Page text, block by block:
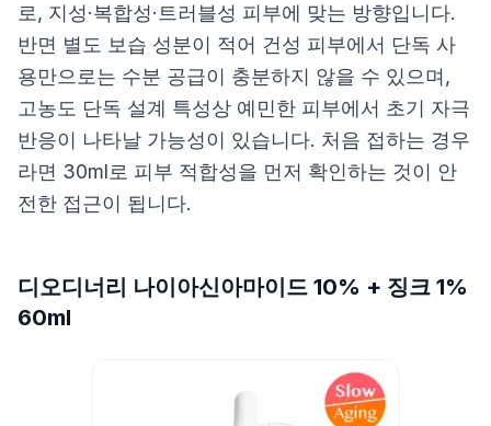
로, 지성·복합성·트러블성 피부에 맞는 방향입니다.
반면 별도 보습 성분이 적어 건성 피부에서 단독 사
용만으로는 수분 공급이 충분하지 않을 수 있으며,
고농도 단독 설계 특성상 예민한 피부에서 초기 자극
반응이 나타날 가능성이 있습니다. 처음 접하는 경우
라면 30ml로 피부 적합성을 먼저 확인하는 것이 안
전한 접근이 됩니다.
디오디너리 나이아신아마이드 10% + 징크 1%
60ml